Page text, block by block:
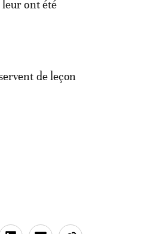
ont été
de leçon